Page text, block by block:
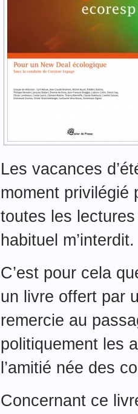
Les vacances
moment privilégié
toutes les
habituel m’interdit.
C’est pour cela
un livre offert par
remercie au
politiquement les
l’amitié née des
Concernant ce